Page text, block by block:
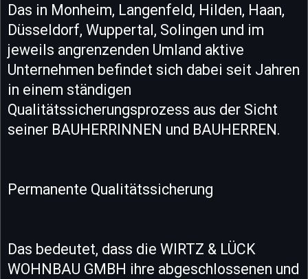
Das in Monheim, Langenfeld, Hilden, Haan,
Düsseldorf, Wuppertal, Solingen und im
jeweils angrenzenden Umland aktive
Unternehmen befindet sich dabei seit Jahren
in einem ständigen
Qualitätssicherungsprozess aus der Sicht
seiner BAUHERRINNEN und BAUHERREN.
Permanente Qualitätssicherung
Das bedeutet, dass die WIRTZ & LÜCK
WOHNBAU GMBH ihre abgeschlossenen und